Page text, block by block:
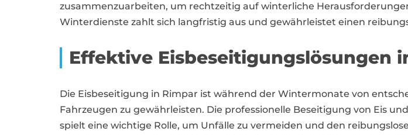
zusammenzuarbeiten, um rechtzeitig auf winterliche
Winterdienste zahlt sich langfristig aus und gewährleistet einen
Effektive Eisbeseitigungslösungen
Die Eisbeseitigung in Rimpar ist während der Wintermonate von
Fahrzeugen zu gewährleisten. Die professionelle Beseitigung von Eis
spielt eine wichtige Rolle, um Unfälle zu vermeiden und den